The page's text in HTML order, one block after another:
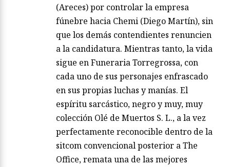
(Areces) por controlar la empresa
fúnebre hacia Chemi (Diego Martín), sin
que los demás contendientes renuncien
a la candidatura. Mientras tanto, la vida
sigue en Funeraria Torregrossa, con
cada uno de sus personajes enfrascado
en sus propias luchas y manías. El
espíritu sarcástico, negro y muy, muy
colección Olé de Muertos S. L., a la vez
perfectamente reconocible dentro de la
sitcom convencional posterior a The
Office, remata una de las mejores